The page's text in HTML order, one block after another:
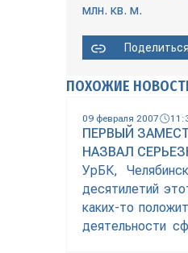
млн. кв. м.
Поделиться
ПОХОЖИЕ
09 февраля 2007
ПЕРВЫЙ
НАЗВАЛ
УрБК,
десятилетий
каких-то
деятельности